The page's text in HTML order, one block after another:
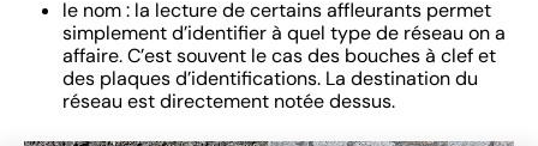
le nom : la lecture de certains affleurants permet
simplement d’identifier à quel type de réseau on a
affaire. C’est souvent le cas des bouches à clef et
des plaques d’identifications. La destination du
réseau est directement notée dessus.